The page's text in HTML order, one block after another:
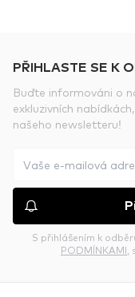
PŘIHLASTE SE K
Buďte informováni o
exkluzivních
našeho newsletteru!
S přihlášením k
PODMÍNKAMI